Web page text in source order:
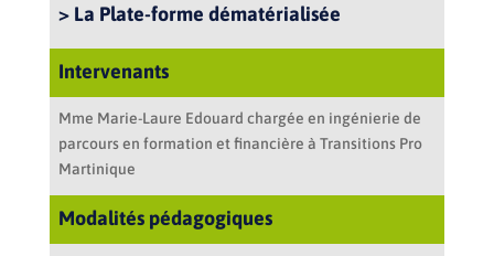
> La Plate-forme dématérialisée
Intervenants
Mme Marie-Laure Edouard chargée en ingénierie de
parcours en formation et financière à Transitions Pro
Martinique
Modalités pédagogiques